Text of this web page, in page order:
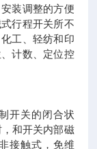
装调整的方便
行程开关所不
工、轻纺和印
计数、定位控
开关的闭合状
和开关内部磁
接触式，免维